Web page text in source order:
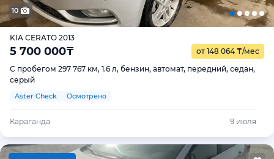
10
KIA CERATO 2013
5 700 000₸ от 148 064 ₸/мес
С пробегом 297 767 км, 1.6 л, бензин, автомат, передний, седан,
серый
Aster Check Осмотрено
Караганда 9 июля